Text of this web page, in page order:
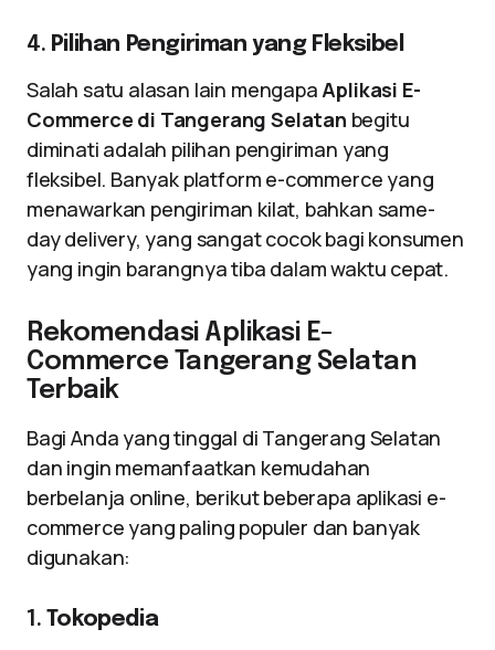
4. Pilihan Pengiriman yang Fleksibel
Salah satu alasan lain mengapaAplikasi E-
Commerce di Tangerang Selatan begitu
diminati adalah pilihan pengiriman yang
fleksibel. Banyak platform e-commerce yang
menawarkan pengiriman kilat, bahkan same-
day delivery, yang sangat cocok bagi konsumen
yang ingin barangnya tiba dalam waktu cepat.
Rekomendasi Aplikasi E-
Commerce Tangerang Selatan
Terbaik
Bagi Anda yang tinggal di Tangerang Selatan
dan ingin memanfaatkan kemudahan
berbelanja online, berikut beberapa aplikasi e-
commerce yang paling populer dan banyak
digunakan:
1. Tokopedia